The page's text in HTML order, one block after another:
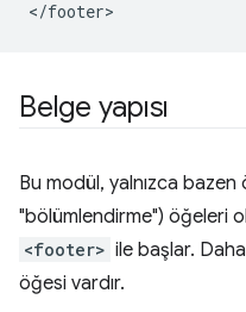
Belge yapısı
Bu modül, yalnızca bazen
"bölümlendirme") öğeleri
<footer> ile başlar.
öğesi vardır.